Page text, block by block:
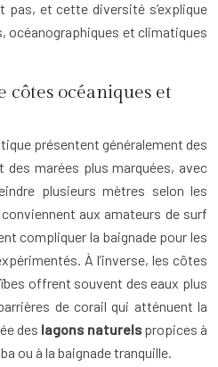
pas, et cette diversité s’explique
océanographiques et climatiques
océaniques et
présentent généralement des
des marées plus marquées, avec
plusieurs mètres selon les
aux amateurs de surf
compliquer la baignade pour les
À l’inverse, les côtes
offrent souvent des eaux plus
de corail qui atténuent la
des lagons naturelspropices à
ou à la baignade tranquille.